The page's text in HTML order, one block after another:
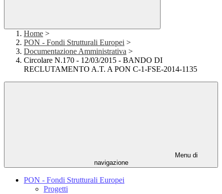
Home >
PON - Fondi Strutturali Europei >
Documentazione Amministrativa >
Circolare N.170 - 12/03/2015 - BANDO DI
RECLUTAMENTO A.T. A PON C-1-FSE-2014-1135
Menu di
navigazione
PON - Fondi Strutturali Europei
Progetti